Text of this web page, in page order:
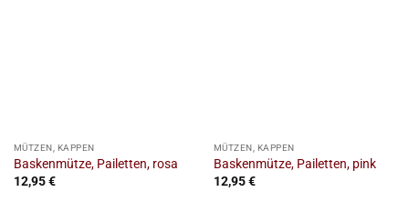
MÜTZEN, KAPPEN
Baskenmütze, Pailetten, rosa
12,95€
MÜTZEN, KAPPEN
Baskenmütze, Pailetten, pink
12,95€